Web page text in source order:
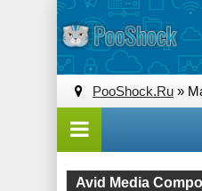
PooShock.Ru »
Avid Media